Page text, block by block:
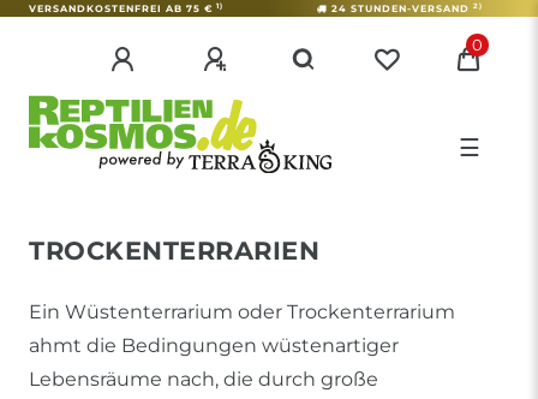
VERSANDKOSTENFREI AB 75 € 1) 24 STUNDEN-VERSAND 2)
0
☰
TROCKENTERRARIEN
Ein Wüstenterrarium oder Trockenterrarium
ahmt die Bedingungen wüstenartiger
Lebensräume nach, die durch große